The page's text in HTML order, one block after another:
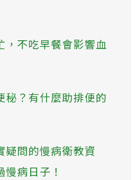
，不吃早餐會影響血
秘？有什麼助排便的
疑問的慢病衛教資
病日子！